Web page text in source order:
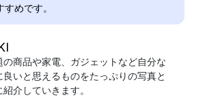
めです。
の商品や家電、ガジェットなど自分な
良いと思えるものをたっぷりの写真と
紹介していきます。